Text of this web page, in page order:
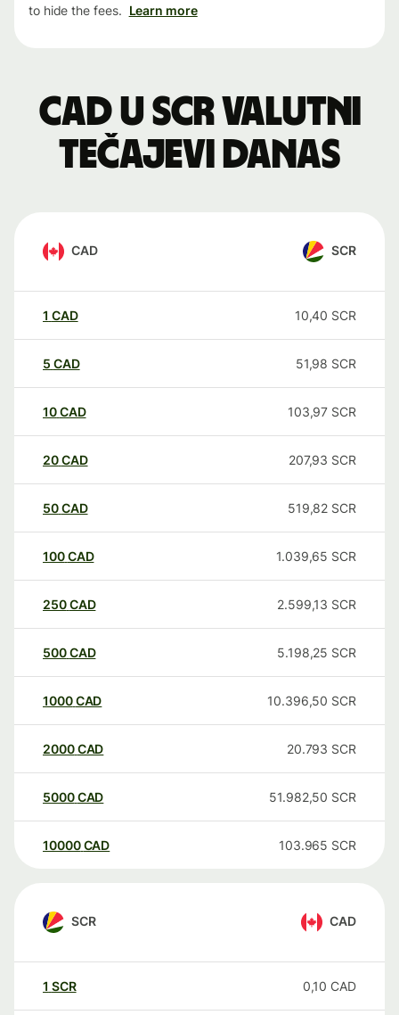
to hide the fees. Learn more
CAD u SCR valutni
tečajevi danas
CAD SCR
1 CAD 10,40 SCR
5 CAD 51,98 SCR
10CAD 103,97 SCR
20CAD 207,93 SCR
50CAD 519,82 SCR
100CAD 1.039,65 SCR
250CAD 2.599,13 SCR
500CAD 5.198,25 SCR
1000CAD 10.396,50 SCR
2000CAD 20.793 SCR
5000CAD 51.982,50 SCR
10000 CAD 103.965 SCR
SCR CAD
1 SCR 0,10 CAD